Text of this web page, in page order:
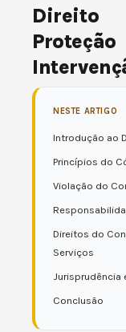
Direito
NESTE ARTIGO
Introdução ao
Princípios do
Violação do
Direitos do
Serviços
Jurisprudência
Conclusão